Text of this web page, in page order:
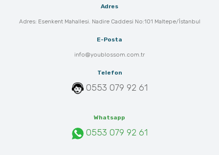
Adres
Adres: Esenkent Mahallesi. Nadire Caddesi No:101 Maltepe/İstanbul
E-Posta
info@youblossom.com.tr
Telefon
0553 079 92 61
Whatsapp
0553 079 92 61